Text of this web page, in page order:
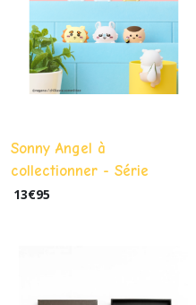
Sonny Angel à
collectionner - Série
Hippers chiikawa
13€95